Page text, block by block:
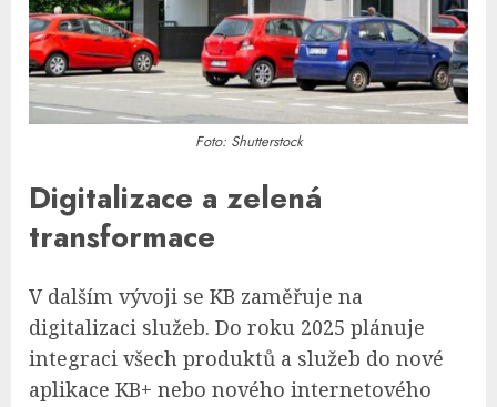
Foto: Shutterstock
Digitalizace a zelená
transformace
V dalším vývoji se KB zaměřuje na
digitalizaci služeb. Do roku 2025 plánuje
integraci všech produktů a služeb do nové
aplikace KB+ nebo nového internetového